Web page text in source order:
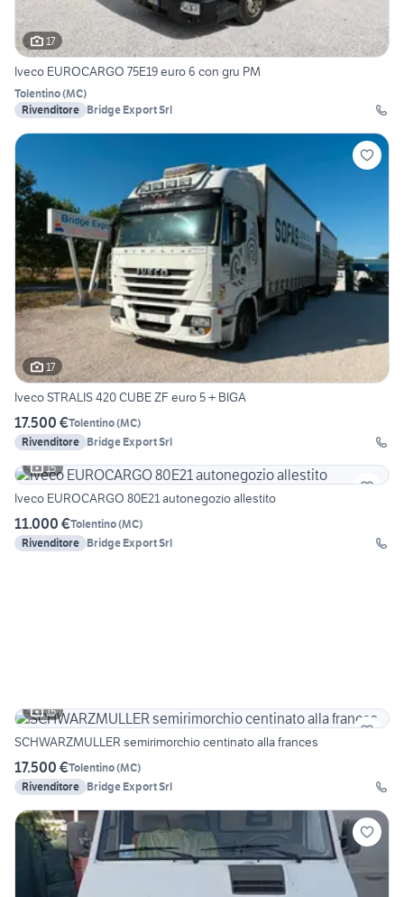
17
Iveco EUROCARGO 75E19 euro 6 con gru PM
Tolentino(MC)
Rivenditore Bridge Export Srl
17
Iveco STRALIS 420 CUBE ZF euro 5 + BIGA
17.500 €Tolentino(MC)
Rivenditore Bridge Export Srl
15
Iveco EUROCARGO 80E21 autonegozio allestito
11.000 €Tolentino(MC)
Rivenditore Bridge Export Srl
15
SCHWARZMULLER semirimorchio centinato alla frances
17.500 €Tolentino(MC)
Rivenditore Bridge Export Srl